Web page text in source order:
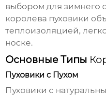
выбором для зимнего
королева пуховики
теплоизоляцией,
носке.
Основные Типы
Пуховики с Пухом
Пуховики с